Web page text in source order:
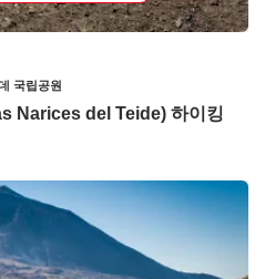
국립공원
Narices del Teide) 하이킹